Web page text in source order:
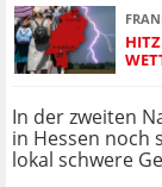
In der zweiten
in Hessen noch
lokal schwere